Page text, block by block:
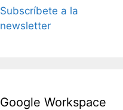
Subscríbete a la
newsletter
Google Workspace